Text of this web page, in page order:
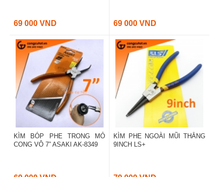
69 000 VND 69 000 VND
KÌM BÓP PHE TRONG MỎ
CONG VÔ 7” ASAKI AK-8349
KÌM PHE NGOÀI MŨI THẲNG
9INCH LS+